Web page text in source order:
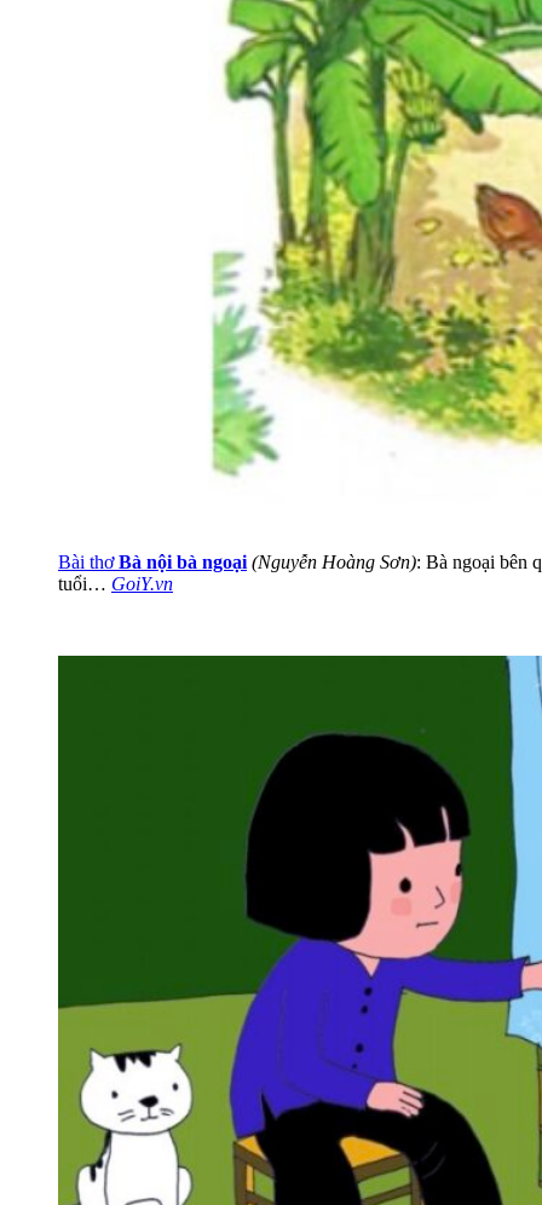
Bài thơBà nội bà ngoại (Nguyễn Hoàng Sơn): Bà ngoại bên
tuổi… GoiY.vn